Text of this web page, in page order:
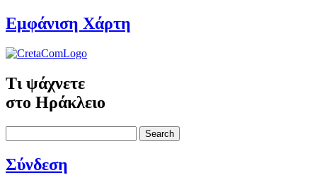
Εμφάνιση Χάρτη
Τι ψάχνετε
στο Ηράκλειο
Search
Σύνδεση